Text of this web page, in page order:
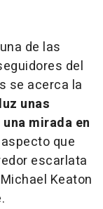
una de las
del
se acerca la
unas
mirada en
que
escarlata
Keaton